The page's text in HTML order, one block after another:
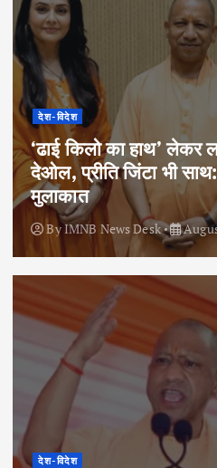
देश-विदेश
‘ढाई किलो का हाथ’
देओल, प्रीति जिंटा भी
मुलाकात
ByIMNB News Desk
देश-विदेश